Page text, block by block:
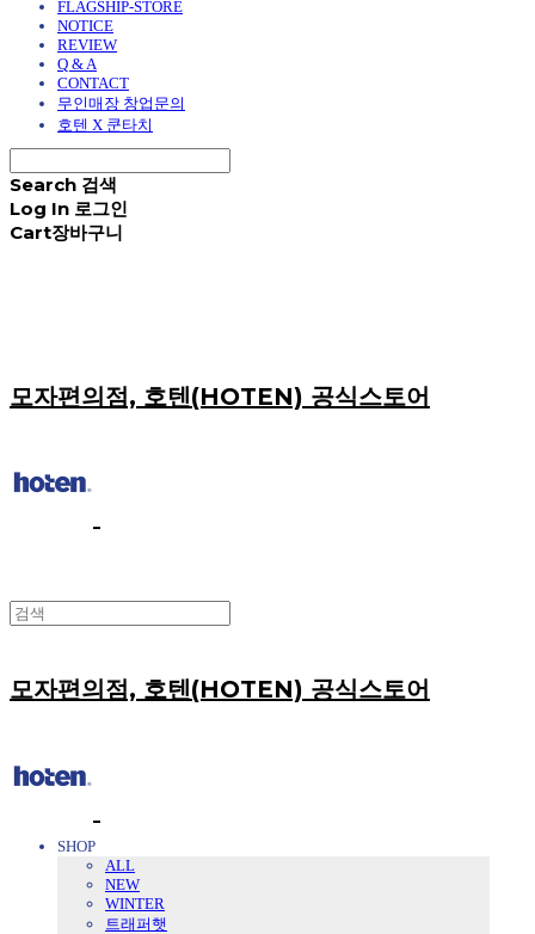
FLAGSHIP-STORE
NOTICE
REVIEW
Q & A
CONTACT
무인매장 창업문의
호텐 X 쿤타치
Search 검색
Log In 로그인
Cart장바구니
모자편의점, 호텐(HOTEN) 공식스토어
모자편의점, 호텐(HOTEN) 공식스토어
SHOP
ALL
NEW
WINTER
트래퍼햇